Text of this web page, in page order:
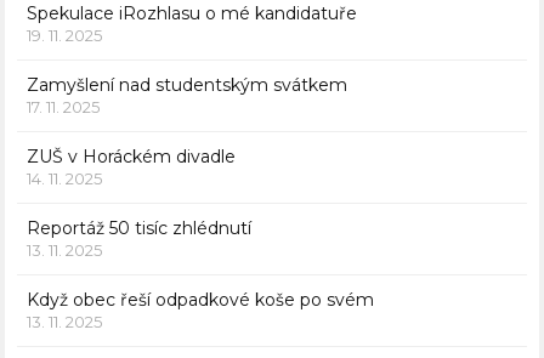
Spekulace iRozhlasu o mé kandidatuře
19. 11. 2025
Zamyšlení nad studentským svátkem
17. 11. 2025
ZUŠ v Horáckém divadle
14. 11. 2025
Reportáž 50 tisíc zhlédnutí
13. 11. 2025
Když obec řeší odpadkové koše po svém
13. 11. 2025